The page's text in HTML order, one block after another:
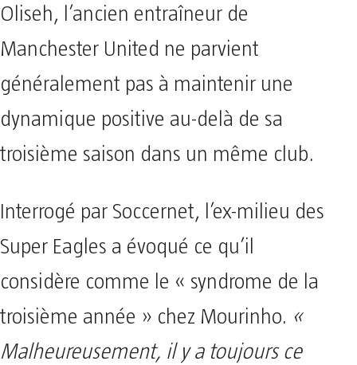
Oliseh, l’ancien entraîneur de
Manchester United ne parvient
généralement pas à maintenir une
dynamique positive au-delà de sa
troisième saison dans un même club.
Interrogé par Soccernet, l’ex-milieu des
Super Eagles a évoqué ce qu’il
considère comme le « syndrome de la
troisième année » chez Mourinho. «
Malheureusement, il y a toujours ce